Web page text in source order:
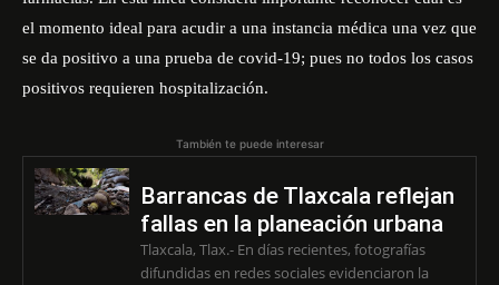
el momento ideal para acudir a una instancia médica una vez que
se da positivo a una prueba de covid-19; pues no todos los casos
positivos requieren hospitalización.
También te puede interesar
Barrancas de Tlaxcala reflejan
fallas en la planeación urbana
Tlaxcala, Tlax.- En días recientes, fotografías
difundidas en redes sociales evidenciaron la